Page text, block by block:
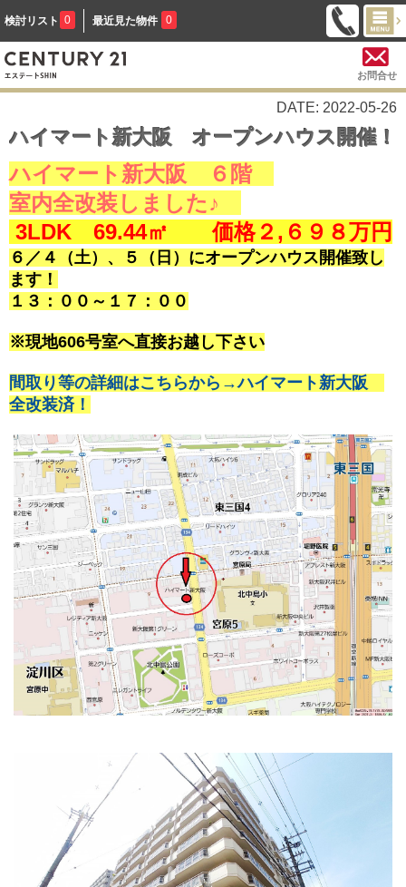
検討リスト 0 最近見た物件 0
お問合せ
DATE: 2022-05-26
ハイマート新大阪 オープンハウス開催！
ハイマート新大阪 ６階
室内全改装しました♪
3LDK 69.44㎡ 価格２,６９８万円
６／４（土）、５（日）にオープンハウス開催致し
ます！
１３：００～１７：００
※現地606号室へ直接お越し下さい
間取り等の詳細はこちらから→ハイマート新大阪
全改装済！